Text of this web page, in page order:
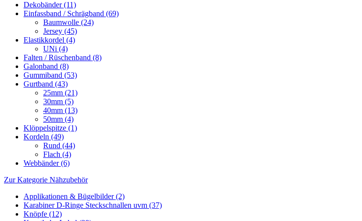
Dekobänder (11)
Einfassband / Schrägband (69)
Baumwolle (24)
Jersey (45)
Elastikkordel (4)
UNi (4)
Falten / Rüschenband (8)
Galonband (8)
Gummiband (53)
Gurtband (43)
25mm (21)
30mm (5)
40mm (13)
50mm (4)
Klöppelspitze (1)
Kordeln (49)
Rund (44)
Flach (4)
Webbänder (6)
Zur Kategorie Nähzubehör
Applikationen & Bügelbilder (2)
Karabiner D-Ringe Steckschnallen uvm (37)
Knöpfe (12)